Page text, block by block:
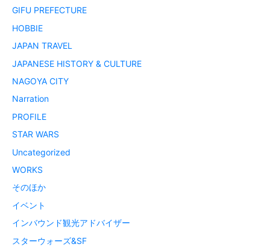
GIFU PREFECTURE
HOBBIE
JAPAN TRAVEL
JAPANESE HISTORY & CULTURE
NAGOYA CITY
Narration
PROFILE
STAR WARS
Uncategorized
WORKS
そのほか
イベント
インバウンド観光アドバイザー
スターウォーズ&SF